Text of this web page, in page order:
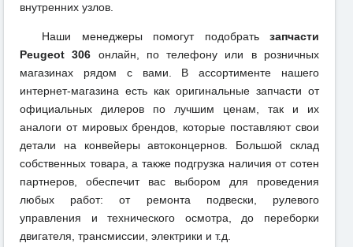
внутренних узлов.
Наши менеджеры помогут подобрать запчасти
Peugeot 306 онлайн, по телефону или в розничных
магазинах рядом с вами. В ассортименте нашего
интернет-магазина есть как оригинальные запчасти от
официальных дилеров по лучшим ценам, так и их
аналоги от мировых брендов, которые поставляют свои
детали на конвейеры автоконцернов. Большой склад
собственных товара, а также подгрузка наличия от сотен
партнеров, обеспечит вас выбором для проведения
любых работ: от ремонта подвески, рулевого
управления и технического осмотра, до переборки
двигателя, трансмиссии, электрики и т.д.